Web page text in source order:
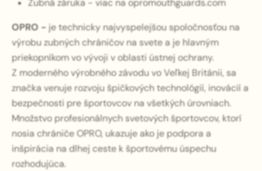
Zubná záruka - viac na opromouthguards.com
OPRO -je technicky najvyspelejšou spoločnosťou na
výrobu zubných chráničov na svete a je hlavným
priekopníkom vo vývoji v oblasti ústnej ochrany.
Z moderného výrobného závodu vo Veľkej Británii, sa
značka venuje rozvoju špičkových technológií, inovácií a
bezpečnosti pre športovcov na všetkých úrovniach.
Množstvo profesionálnych svetových športovcov, ktorí
nosia chrániče OPRO, ukazuje ako je podpora a
inšpirácia na dlhej ceste k športovému úspechu
rozhodujúca.